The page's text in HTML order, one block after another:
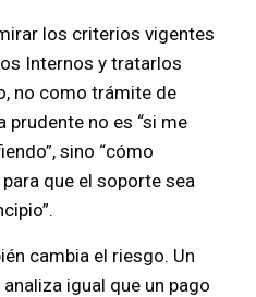
los criterios vigentes
Internos y tratarlos
no como trámite de
prudente no es “si me
sino “cómo
que el soporte sea
cambia el riesgo. Un
igual que un pago